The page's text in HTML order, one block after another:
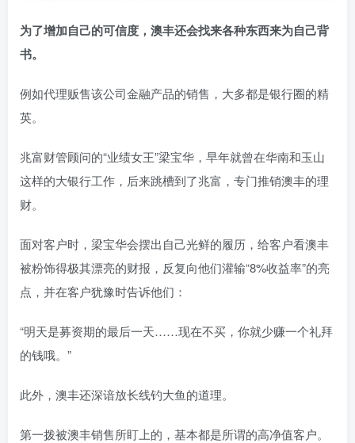
为了增加自己的可信度，澳丰还会找来各种东西来为自己背
书。
例如代理贩售该公司金融产品的销售，大多都是银行圈的精
英。
兆富财管顾问的“业绩女王”梁宝华，早年就曾在华南和玉山
这样的大银行工作，后来跳槽到了兆富，专门推销澳丰的理
财。
面对客户时，梁宝华会摆出自己光鲜的履历，给客户看澳丰
被粉饰得极其漂亮的财报，反复向他们灌输“8%收益率”的亮
点，并在客户犹豫时告诉他们：
“明天是募资期的最后一天……现在不买，你就少赚一个礼拜
的钱哦。”
此外，澳丰还深谙放长线钓大鱼的道理。
第一拨被澳丰销售所盯上的，基本都是所谓的高净值客户。